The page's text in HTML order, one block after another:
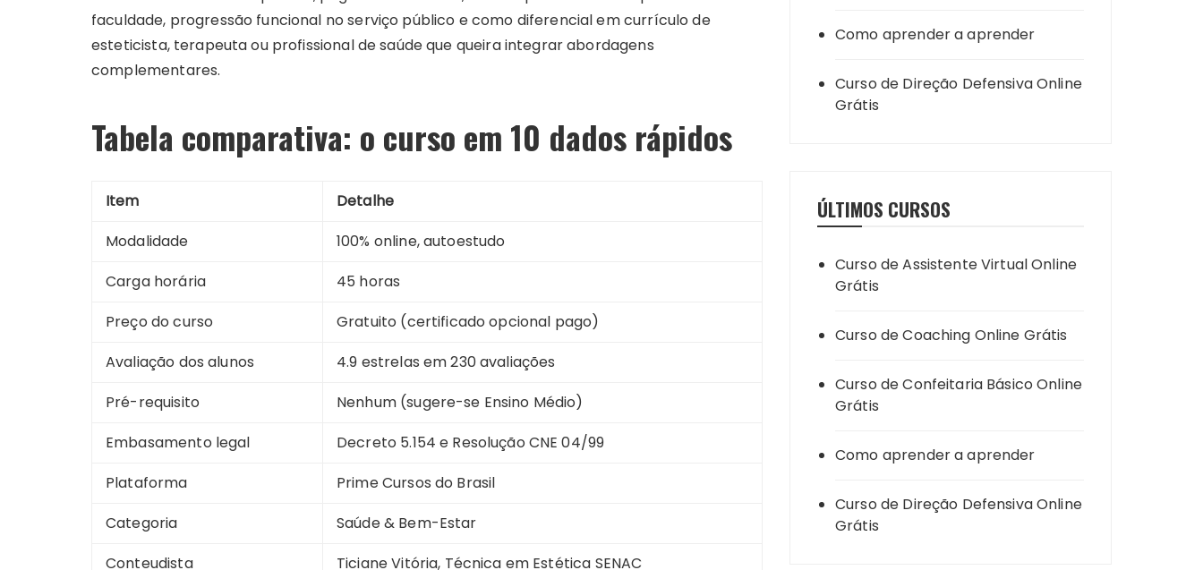
faculdade, progressão funcional no serviço público e como diferencial em currículo de
esteticista, terapeuta ou profissional de saúde que queira integrar abordagens
complementares.
Tabela comparativa: o curso em 10 dados rápidos
Item
Detalhe
Modalidade
100% online, autoestudo
Carga horária
45 horas
Preço do curso
Gratuito (certificado opcional pago)
Avaliação dos alunos
4.9 estrelas em 230 avaliações
Pré-requisito
Nenhum (sugere-se Ensino Médio)
Embasamento legal
Decreto 5.154 e Resolução CNE 04/99
Plataforma
Prime Cursos do Brasil
Categoria
Saúde & Bem-Estar
Conteudista
Ticiane Vitória, Técnica em Estética SENAC
Como aprender a aprender
Curso de Direção Defensiva Online
Grátis
ÚLTIMOS CURSOS
Curso de Assistente Virtual Online
Grátis
Curso de Coaching Online Grátis
Curso de Confeitaria Básico Online
Grátis
Como aprender a aprender
Curso de Direção Defensiva Online
Grátis